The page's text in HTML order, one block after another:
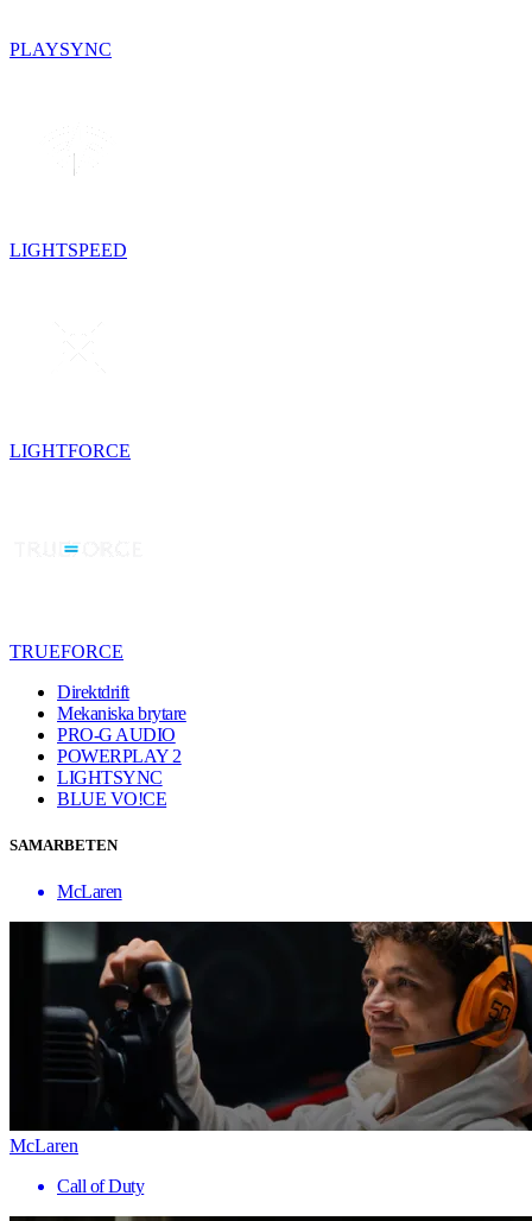
PLAYSYNC
LIGHTSPEED
LIGHTFORCE
TRUEFORCE
Direktdrift
Mekaniska brytare
PRO-G AUDIO
POWERPLAY 2
LIGHTSYNC
BLUE VO!CE
SAMARBETEN
McLaren
McLaren
Call of Duty